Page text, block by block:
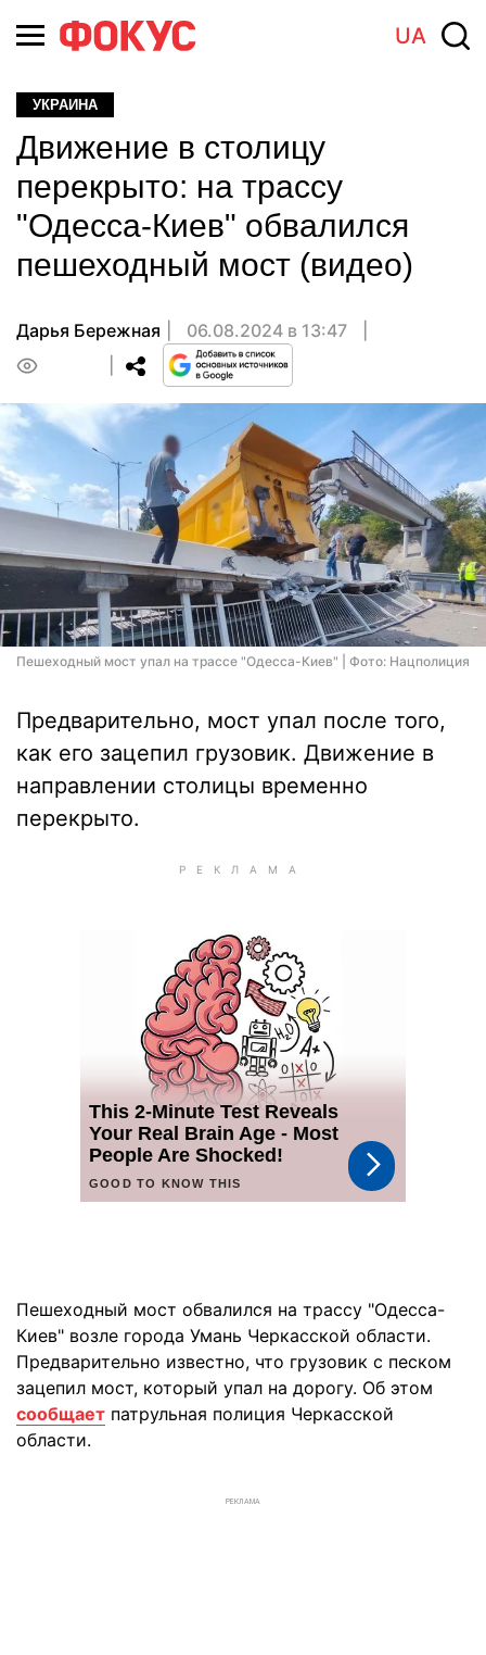
UA
УКРАИНА
Движение в столицу
перекрыто: на трассу
"Одесса-Киев" обвалился
пешеходный мост (видео)
Дарья Бережная
06.08.2024 в 13:47
Пешеходный мост упал на трассе "Одесса-Киев" | Фото: Нацполиция
Предварительно, мост упал после того,
как его зацепил грузовик. Движение в
направлении столицы временно
перекрыто.
Пешеходный мост обвалился на трассу "Одесса-
Киев" возле города Умань Черкасской области.
Предварительно известно, что грузовик с песком
зацепил мост, который упал на дорогу. Об этом
сообщает патрульная полиция Черкасской
области.
РЕКЛАМА